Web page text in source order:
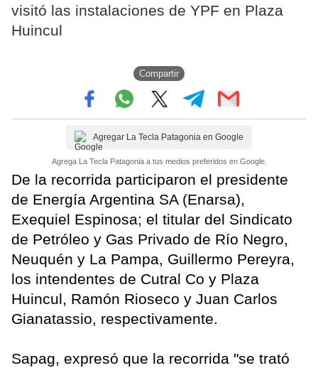
visitó las instalaciones de YPF en Plaza
Huincul
Compartir
Agregar La Tecla Patagonia en Google
Agrega La Tecla Patagonia a tus medios preferidos en Google.
De la recorrida participaron el presidente
de Energía Argentina SA (Enarsa),
Exequiel Espinosa; el titular del Sindicato
de Petróleo y Gas Privado de Río Negro,
Neuquén y La Pampa, Guillermo Pereyra,
los intendentes de Cutral Co y Plaza
Huincul, Ramón Rioseco y Juan Carlos
Gianatassio, respectivamente.
Sapag, expresó que la recorrida "se trató